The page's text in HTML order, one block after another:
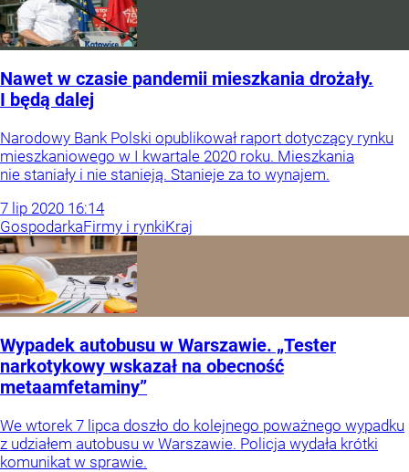
Nawet w czasie pandemii mieszkania drożały.
I będą dalej
Narodowy Bank Polski opublikował raport dotyczący rynku
mieszkaniowego w I kwartale 2020 roku. Mieszkania
nie staniały i nie stanieją. Stanieje za to wynajem.
7 lip 2020 16:14
GospodarkaFirmy i rynkiKraj
Wypadek autobusu w Warszawie. „Tester
narkotykowy wskazał na obecność
metaamfetaminy”
We wtorek 7 lipca doszło do kolejnego poważnego wypadku
z udziałem autobusu w Warszawie. Policja wydała krótki
komunikat w sprawie.